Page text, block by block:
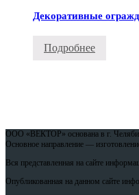
Декоративные
Подробнее
ООО «ВЕКТОР» основана в г.
Основное направление —
Вся представленная на сайте
Опубликованная на данном сайте